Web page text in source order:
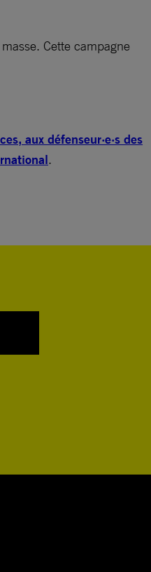
Cette campagne
aux défenseur·e·s des
.